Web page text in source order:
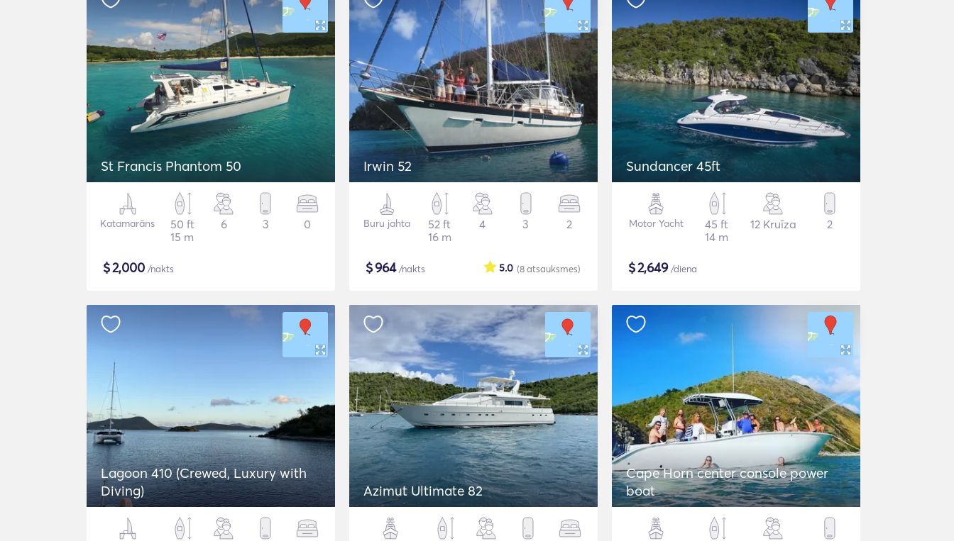
St Francis Phantom 50
Katamarāns
50 ft
15 m
6 3 0
$2,000 /nakts
Irwin 52
Buru jahta
52 ft
16 m
4 3 2
$964/nakts (8atsauksmes)
5.0
Sundancer 45ft
Motor Yacht
45 ft
14 m
12 Kruīza 2
$2,649/diena
Lagoon 410 (Crewed, Luxury with
Diving)
Azimut Ultimate 82
Cape Horn center console power
boat